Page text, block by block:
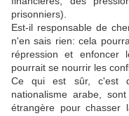
prisonniers).
Est-il responsable de
n'en sais rien: cela
répression et
pourrait se nourrir les
Ce qui est sûr, c'est
nationalisme arabe,
étrangère pour chasser